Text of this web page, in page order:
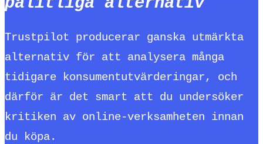
Trustpilot producerar ganska utmärkta
alternativ för att analysera många
tidigare konsumentutvärderingar, och
därför är det smart att du undersöker
kritiken av online-verksamheten innan
du köpa.